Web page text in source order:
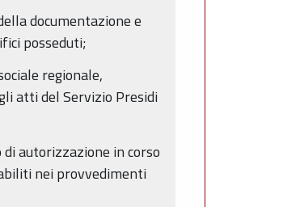
documentazione e
posseduti;
regionale,
atti del Servizio Presidi
autorizzazione in corso
nei provvedimenti